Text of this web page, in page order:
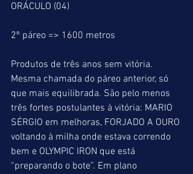
ORÁCULO (04)
2º páreo => 1600 metros
Produtos de três anos sem vitória.
Mesma chamada do páreo anterior, só
que mais equilibrada. São pelo menos
três fortes postulantes à vitória: MARIO
SÉRGIO em melhoras, FORJADO A OURO
voltando à milha onde estava correndo
bem e OLYMPIC IRON que está
“preparando o bote”. Em plano